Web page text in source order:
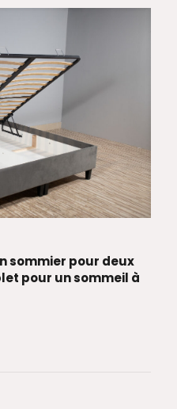
sommier pour deux
pour un sommeil à